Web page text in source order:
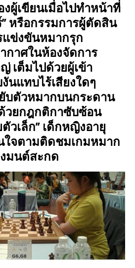
ผู้เขียนเมื่อไปทำหน้าที่
” หรือกรรมการผู้ตัดสิน
ข่งขันหมากรุก
กาศในห้องจัดการ
เต็มไปด้วยผู้เข้า
นแทบไร้เสียงใดๆ
บตัวหมากบนกระดาน
วยกฎกติกาซับซ้อน
วเล็ก” เด็กหญิงอายุ
ใจตามติดชมเกมหมาก
มนต์สะกด